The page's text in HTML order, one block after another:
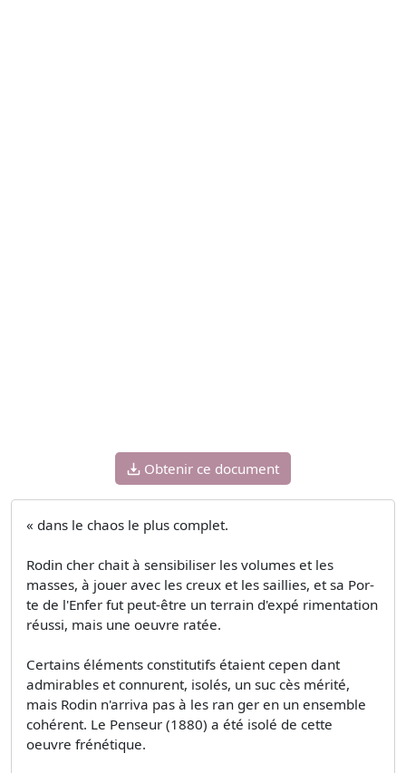
Obtenir ce document
« dans le chaos le plus complet.
Rodin cher­ chait à sensibiliser les volumes et les
masses, à jouer avec les creux et les saillies, et sa Por­
te de l'Enfer fut peut-être un terrain d'expé­ rimentation
réussi, mais une oeuvre ratée.
Certains éléments constitutifs étaient cepen­ dant
admirables et connurent, isolés, un suc­ cès mérité,
mais Rodin n'arriva pas à les ran­ ger en un ensemble
cohérent. Le Penseur (1880) a été isolé de cette
oeuvre frénétique.